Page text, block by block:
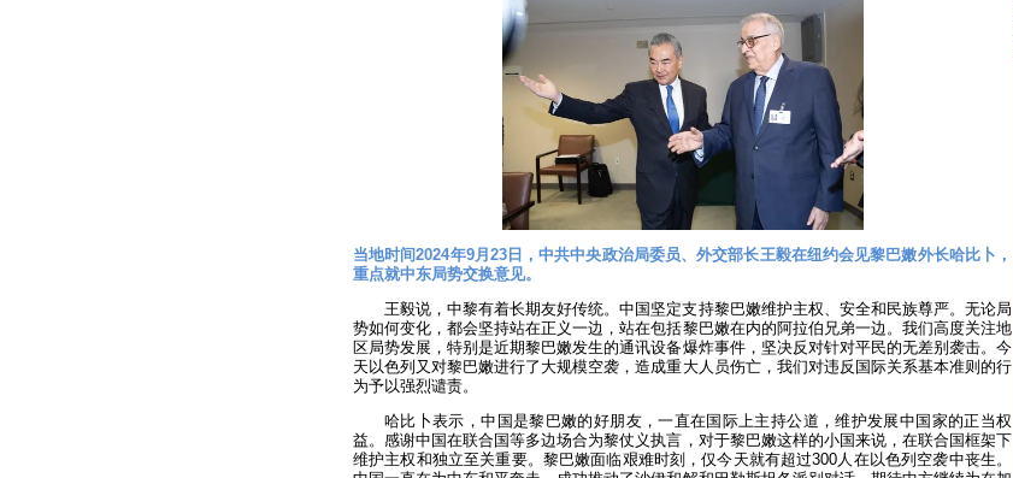
当地时间2024年9月23日，中共中央政治局委员、外交部长王毅在纽约会见黎巴嫩外长哈比卜，
重点就中东局势交换意见。
王毅说，中黎有着长期友好传统。中国坚定支持黎巴嫩维护主权、安全和民族尊严。无论局
势如何变化，都会坚持站在正义一边，站在包括黎巴嫩在内的阿拉伯兄弟一边。我们高度关注地
区局势发展，特别是近期黎巴嫩发生的通讯设备爆炸事件，坚决反对针对平民的无差别袭击。今
天以色列又对黎巴嫩进行了大规模空袭，造成重大人员伤亡，我们对违反国际关系基本准则的行
为予以强烈谴责。
哈比卜表示，中国是黎巴嫩的好朋友，一直在国际上主持公道，维护发展中国家的正当权
益。感谢中国在联合国等多边场合为黎仗义执言，对于黎巴嫩这样的小国来说，在联合国框架下
维护主权和独立至关重要。黎巴嫩面临艰难时刻，仅今天就有超过300人在以色列空袭中丧生。